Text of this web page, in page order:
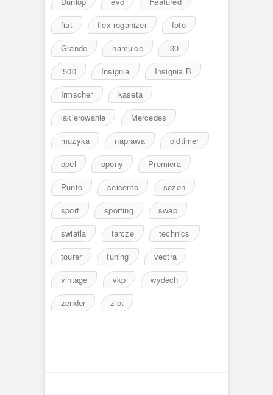
fiat
flex roganizer
foto
Grande
hamulce
i30
i500
Insignia
Insignia B
Irmscher
kaseta
lakierowanie
Mercedes
muzyka
naprawa
oldtimer
opel
opony
Premiera
Punto
seicento
sezon
sport
sporting
swap
swiatla
tarcze
technics
tourer
tuning
vectra
vintage
vkp
wydech
zender
zlot